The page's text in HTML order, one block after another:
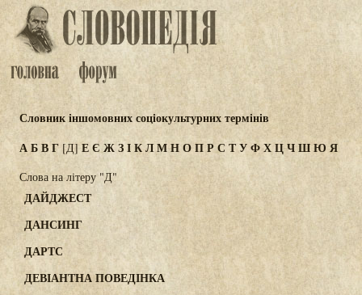
Словник іншомовних соціокультурних термінів
АБВГ [Д]ЕЄ ЖЗІКЛМНОПРСТУФХЦЧШЮЯ
Слова на літеру "Д"
ДАЙДЖЕСТ
ДАНСИНГ
ДАРТС
ДЕВІАНТНА ПОВЕДІНКА